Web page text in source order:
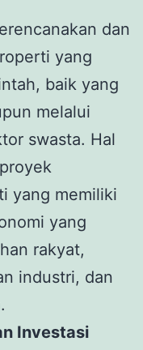
dan
yang
baik yang
melalui
swasta. Hal
yang memiliki
yang
rakyat,
industri, dan
Investasi